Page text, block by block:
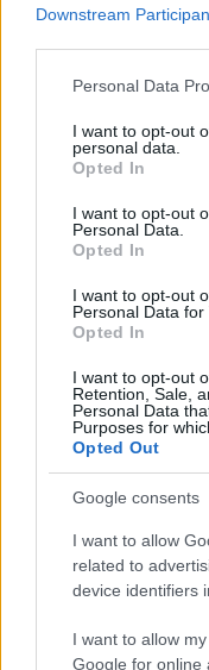
Downstream
Please note that this
not limited to your
grant or deny
use your data for
consent section.
Personal Data
I want to opt-out
personal data.
Opted In
I want to opt-out
Personal Data.
Opted In
I want to opt-out
Personal Data for
Opted In
I want to opt-out
Retention, Sale,
Personal Data
Purposes for
Opted Out
Google consents
I want to allow
related to
device identifiers
I want to allow
Google for online
inkább tűnik
érdekeit képviselő
magam részéről
semmilyen
kívánok együtt
Városért):
„A kecskeméti
tisztaságának
egy újságcikk
botrányt csinálni.
poloskáknak
újságírókat és
mernek szólalni.
hanem a
formája. Egyetlen